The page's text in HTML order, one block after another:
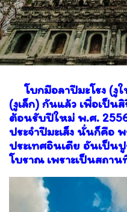
โบกมือลาปีมะโรง (งู
(งูเล็ก) กันแล้ว เพื่อเป็น
ต้อนรับปีใหม่ พ.ศ.
ประจำปีมะเส็ง นั่นก็คือ
ประเทศอินเดีย อันเป็
โบราณ เพราะเป็นสถา